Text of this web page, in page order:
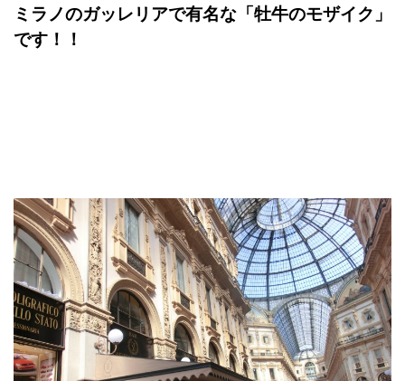
ミラノのガッレリアで有名な「 牡牛のモザイク」
です！！